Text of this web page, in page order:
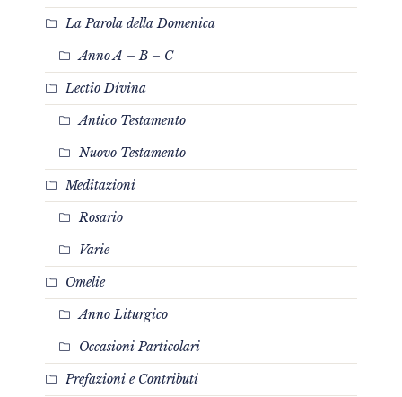
La Parola della Domenica
Anno A – B – C
Lectio Divina
Antico Testamento
Nuovo Testamento
Meditazioni
Rosario
Varie
Omelie
Anno Liturgico
Occasioni Particolari
Prefazioni e Contributi